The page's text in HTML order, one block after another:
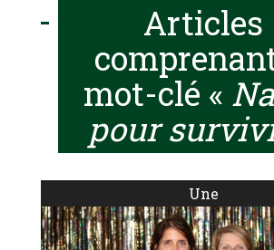
Articles
mot-clé «
pour
Une